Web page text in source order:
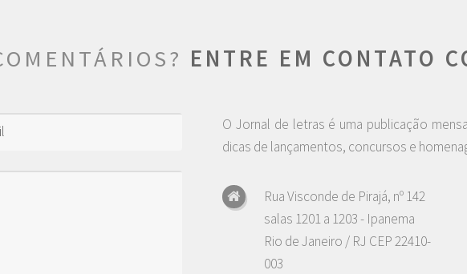
ENTRE EM CONTATO
O Jornal de letras é uma publicação
dicas de lançamentos, concursos e
Rua Visconde de Pirajá, nº 142
salas 1201 a 1203 - Ipanema
Rio de Janeiro / RJ CEP 22410-
003